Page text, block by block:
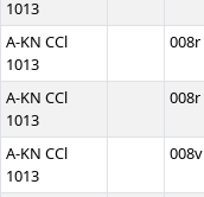
1013
A-KN CCl
1013
008r
A-KN CCl
1013
008r
A-KN CCl
1013
008v